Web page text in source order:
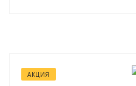
АКЦИЯ